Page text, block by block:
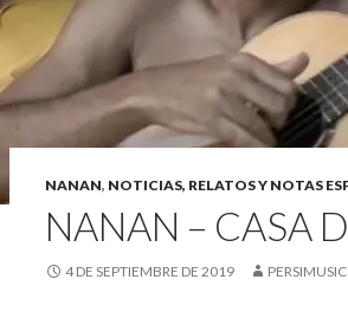
NANAN, NOTICIAS, RELATOS Y NOTAS
NANAN – CASA
4 DE SEPTIEMBRE DE 2019 PERSIMUSIC